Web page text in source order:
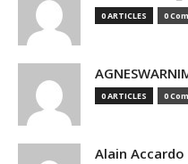
0 ARTICLES 0
0 ARTICLES 0
Alain Accardo